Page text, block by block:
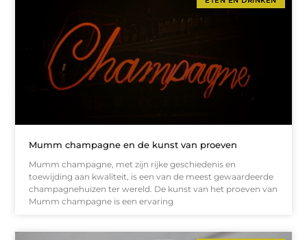
Mumm champagne en de kunst van proeven
Mumm champagne, met zijn rijke geschiedenis en
toewijding aan kwaliteit, is een van de meest gewaardeerde
champagnehuizen ter wereld. De kunst van het proeven van
Mumm champagne is een ervaring